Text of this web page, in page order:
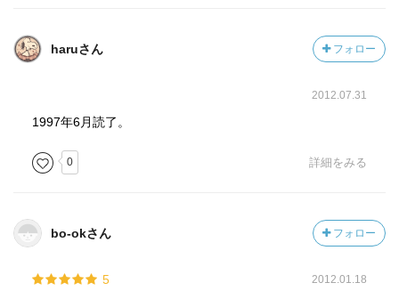
haruさん フォロー
2012.07.31
1997年6月読了。
0 詳細をみる
bo-okさん フォロー
5 2012.01.18